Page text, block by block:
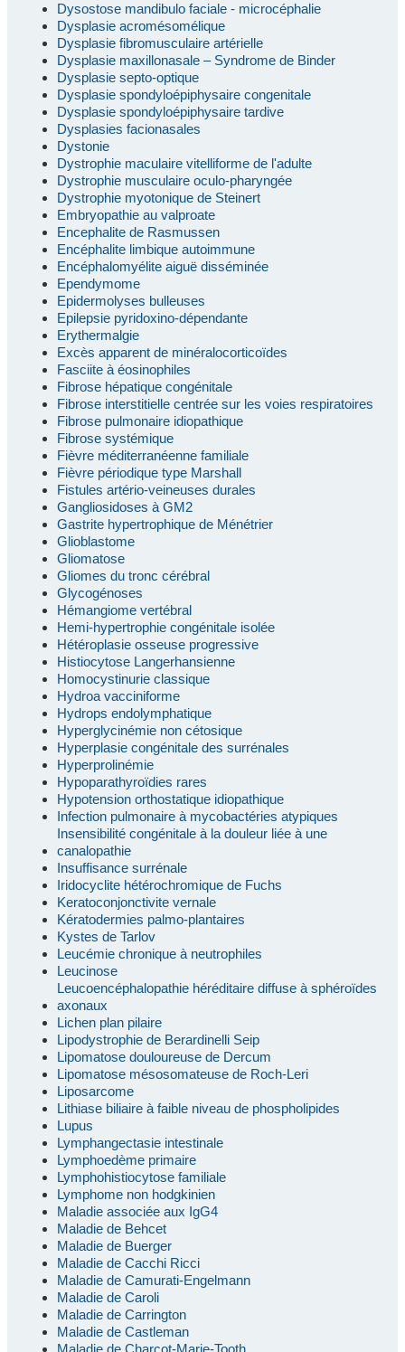
Dysostose mandibulo faciale - microcéphalie
Dysplasie acromésomélique
Dysplasie fibromusculaire artérielle
Dysplasie maxillonasale – Syndrome de Binder
Dysplasie septo-optique
Dysplasie spondyloépiphysaire congenitale
Dysplasie spondyloépiphysaire tardive
Dysplasies facionasales
Dystonie
Dystrophie maculaire vitelliforme de l'adulte
Dystrophie musculaire oculo-pharyngée
Dystrophie myotonique de Steinert
Embryopathie au valproate
Encephalite de Rasmussen
Encéphalite limbique autoimmune
Encéphalomyélite aiguë disséminée
Ependymome
Epidermolyses bulleuses
Epilepsie pyridoxino-dépendante
Erythermalgie
Excès apparent de minéralocorticoïdes
Fasciite à éosinophiles
Fibrose hépatique congénitale
Fibrose interstitielle centrée sur les voies respiratoires
Fibrose pulmonaire idiopathique
Fibrose systémique
Fièvre méditerranéenne familiale
Fièvre périodique type Marshall
Fistules artério-veineuses durales
Gangliosidoses à GM2
Gastrite hypertrophique de Ménétrier
Glioblastome
Gliomatose
Gliomes du tronc cérébral
Glycogénoses
Hémangiome vertébral
Hemi-hypertrophie congénitale isolée
Hétéroplasie osseuse progressive
Histiocytose Langerhansienne
Homocystinurie classique
Hydroa vacciniforme
Hydrops endolymphatique
Hyperglycinémie non cétosique
Hyperplasie congénitale des surrénales
Hyperprolinémie
Hypoparathyroïdies rares
Hypotension orthostatique idiopathique
Infection pulmonaire à mycobactéries atypiques
Insensibilité congénitale à la douleur liée à une
canalopathie
Insuffisance surrénale
Iridocyclite hétérochromique de Fuchs
Keratoconjonctivite vernale
Kératodermies palmo-plantaires
Kystes de Tarlov
Leucémie chronique à neutrophiles
Leucinose
Leucoencéphalopathie héréditaire diffuse à sphéroïdes
axonaux
Lichen plan pilaire
Lipodystrophie de Berardinelli Seip
Lipomatose douloureuse de Dercum
Lipomatose mésosomateuse de Roch-Leri
Liposarcome
Lithiase biliaire à faible niveau de phospholipides
Lupus
Lymphangectasie intestinale
Lymphoedème primaire
Lymphohistiocytose familiale
Lymphome non hodgkinien
Maladie associée aux IgG4
Maladie de Behcet
Maladie de Buerger
Maladie de Cacchi Ricci
Maladie de Camurati-Engelmann
Maladie de Caroli
Maladie de Carrington
Maladie de Castleman
Maladie de Charcot-Marie-Tooth